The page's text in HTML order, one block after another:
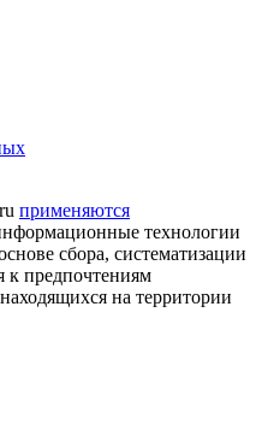
применяются
технологии
сбора, систематизации
к предпочтениям
на территории